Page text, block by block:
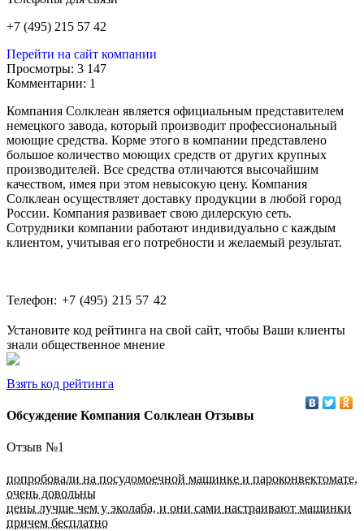
+7 (495) 215 57 42
Перейти на сайт компании
Просмотры: 3 147
Комментарии: 1
Компания Солклеан является официальным представителем
немецкого завода, который производит профессиональный
моющие средства. Корме этого в компании представлено
большое количество моющих средств от других крупных
производителей. Все средства отличаются высочайшим
качеством, имея при этом невысокую цену. Компания
Солклеан осуществляет доставку продукции в любой город
России. Компания развивает свою дилерскую сеть.
Сотрудники компании работают индивидуально с каждым
клиентом, учитывая его потребности и желаемый результат.
Телефон: +7 (495) 215 57 42
Установите код рейтинга на свой сайт, чтобы Ваши клиенты
знали общественное мнение
Взять код рейтинга
Обсуждение Компания Солклеан Отзывы
Отзыв №1
попробовали на посудомоечной машинке и пароконвектомате,
очень довольны
цены лучше чем у эколаба, и они сами настраивают машинки
причем бесплатно